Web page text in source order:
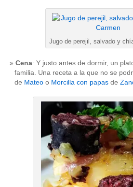
Jugo de perejil, salvado y
Cena: Y justo antes de dormir, un
familia. Una receta a la que no se
de Mateo o Morcilla con papas de